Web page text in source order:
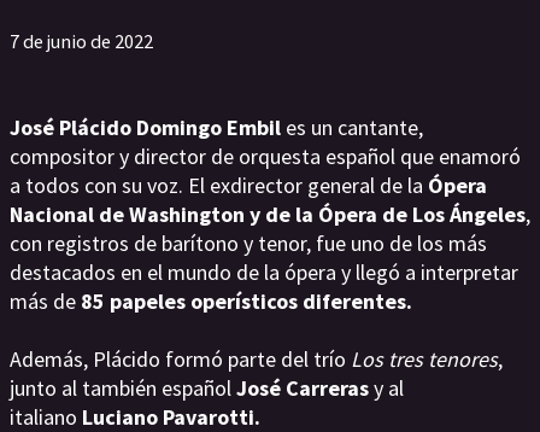
7 de junio de 2022
José Plácido Domingo Embil es un cantante,
compositor y director de orquesta español que enamoró
a todos con su voz. El exdirector general de la Ópera
Nacional de Washington y de la Ópera de Los Ángeles,
con registros de barítono y tenor, fue uno de los más
destacados en el mundo de la ópera y llegó a interpretar
más de 85 papeles operísticos diferentes.
Además, Plácido formó parte del trío Los tres tenores,
junto al también españolJosé Carrerasy al
italiano Luciano Pavarotti.